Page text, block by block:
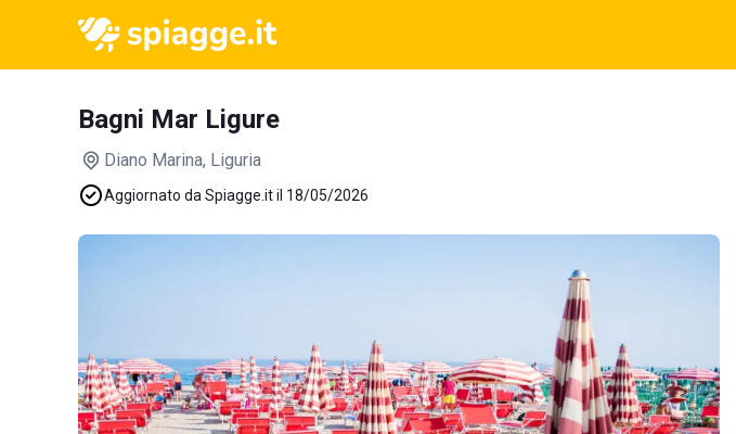
Bagni Mar Ligure
Diano Marina, Liguria
Aggiornato da Spiagge.it il 18/05/2026